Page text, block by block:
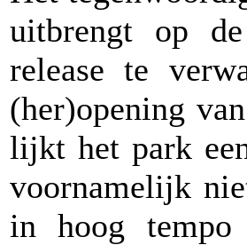
uitbrengt op
release te
(her)opening
lijkt het park
voornamelijk
in hoog